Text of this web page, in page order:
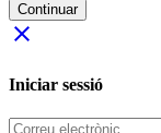
Continuar
close
Iniciar sessió